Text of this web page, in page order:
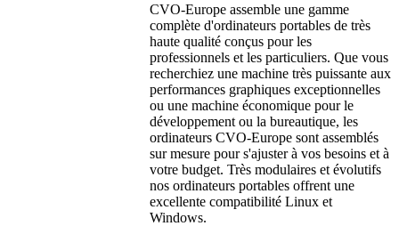
CVO-Europe assemble une gamme
complète d'ordinateurs portables de très
haute qualité conçus pour les
professionnels et les particuliers. Que vous
recherchiez une machine très puissante aux
performances graphiques exceptionnelles
ou une machine économique pour le
développement ou la bureautique, les
ordinateurs CVO-Europe sont assemblés
sur mesure pour s'ajuster à vos besoins et à
votre budget. Très modulaires et évolutifs
nos ordinateurs portables offrent une
excellente compatibilité Linux et
Windows.